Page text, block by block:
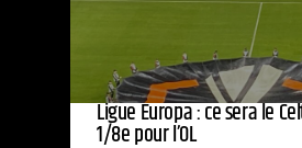
Ligue Europa : ce sera le
1/8e pour l’OL